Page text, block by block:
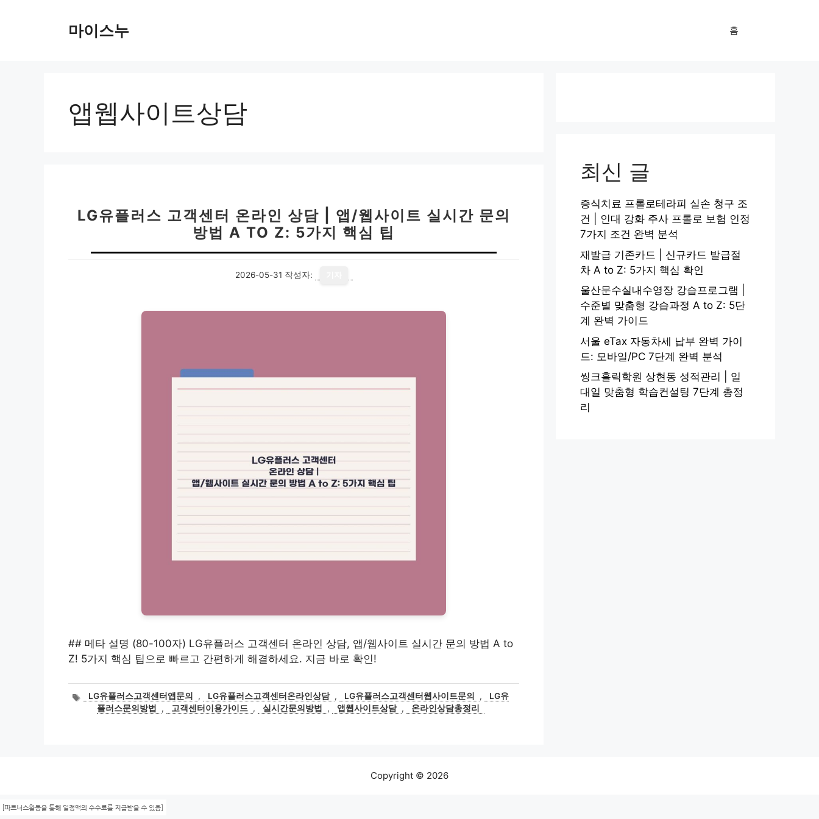
마이스누 홈
앱웹사이트상담
LG유플러스 고객센터 온라인 상담 | 앱/웹사이트 실시간 문의
방법 A TO Z: 5가지 핵심 팁
2026-05-31 작성자:
## 메타 설명 (80-100자) LG유플러스 고객센터 온라인 상담, 앱/웹사이트 실시간 문의 방법 A to
Z! 5가지 핵심 팁으로 빠르고 간편하게 해결하세요. 지금 바로 확인!
태LG유플러스고객센터앱문의 , LG유플러스고객센터온라인상담 , LG유플러스고객센터웹사이트문의 ,
LG유
플러스문의방법
, 고객센터이용가이드 , 실시간문의방법 , 앱웹사이트상담 , 온라인상담총정리
최신 글
증식치료 프롤로테라피 실손 청구 조
건 | 인대 강화 주사 프롤로 보험 인정
7가지 조건 완벽 분석
재발급 기존카드 | 신규카드 발급절
차 A to Z: 5가지 핵심 확인
울산문수실내수영장 강습프로그램 |
수준별 맞춤형 강습과정 A to Z: 5단
계 완벽 가이드
서울 eTax 자동차세 납부 완벽 가이
드: 모바일/PC 7단계 완벽 분석
씽크홀릭학원 상현동 성적관리 | 일
대일 맞춤형 학습컨설팅 7단계 총정
리
Copyright © 2026